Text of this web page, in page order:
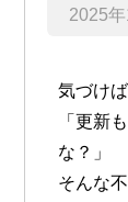
2025
気づけ
「更新
な？」
そんな